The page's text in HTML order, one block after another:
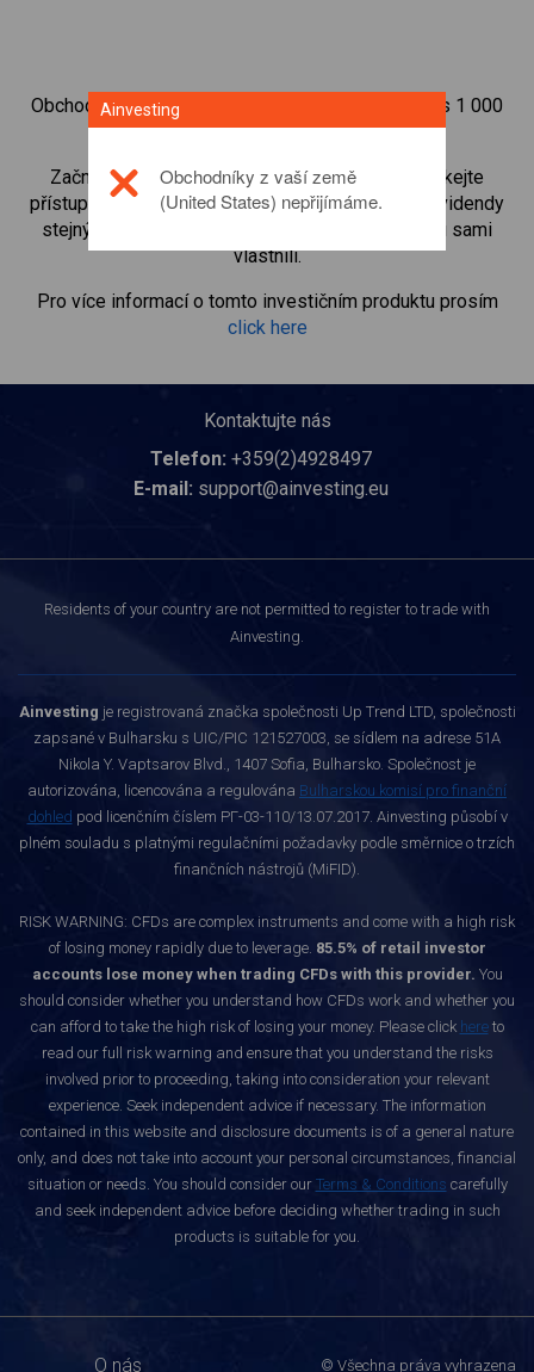
Obchodujte na obchodní platformě Ainvesting přes 1 000
mezinárodních akcií.
Začněte obchodovat CFD naBAE Systems
. Získejte
přístup ke kurzům v reálném čase a dostávejte dividendy
stejným způsobem, jako kdybyste akcie opravdu sami
vlastnili.
Pro více informací o tomto investičním produktu prosím
click here
Kontaktujte nás
Telefon: +359(2)4928497
E-mail: support@ainvesting.eu
Residents of your country are not permitted to register to trade with
Ainvesting.
Ainvesting je registrovaná značka společnosti Up Trend LTD, společnosti
zapsané v Bulharsku s UIC/PIC 121527003, se sídlem na adrese 51A
Nikola Y. Vaptsarov Blvd., 1407 Sofia, Bulharsko. Společnost je
autorizována, licencována a regulována Bulharskou komisí pro finanční
dohled pod licenčním číslem РГ-03-110/13.07.2017. Ainvesting působí v
plném souladu s platnými regulačními požadavky podle směrnice o trzích
finančních nástrojů (MiFID).
RISK WARNING: CFDs are complex instruments and come with a high risk
of losing money rapidly due to leverage. 85.5% of retail investor
accounts lose money when trading CFDs with this provider. You
should consider whether you understand how CFDs work and whether you
can afford to take the high risk of losing your money. Please click hereto
read our full risk warning and ensure that you understand the risks
involved prior to proceeding, taking into consideration your relevant
experience. Seek independent advice if necessary. The information
contained in this website and disclosure documents is of a general nature
only, and does not take into account your personal circumstances, financial
situation or needs. You should consider our Terms & Conditions carefully
and seek independent advice before deciding whether trading in such
products is suitable for you.
O nás © Všechna práva vyhrazena
Ainvesting
Obchodníky z vaší země
(United States) nepřijímáme.